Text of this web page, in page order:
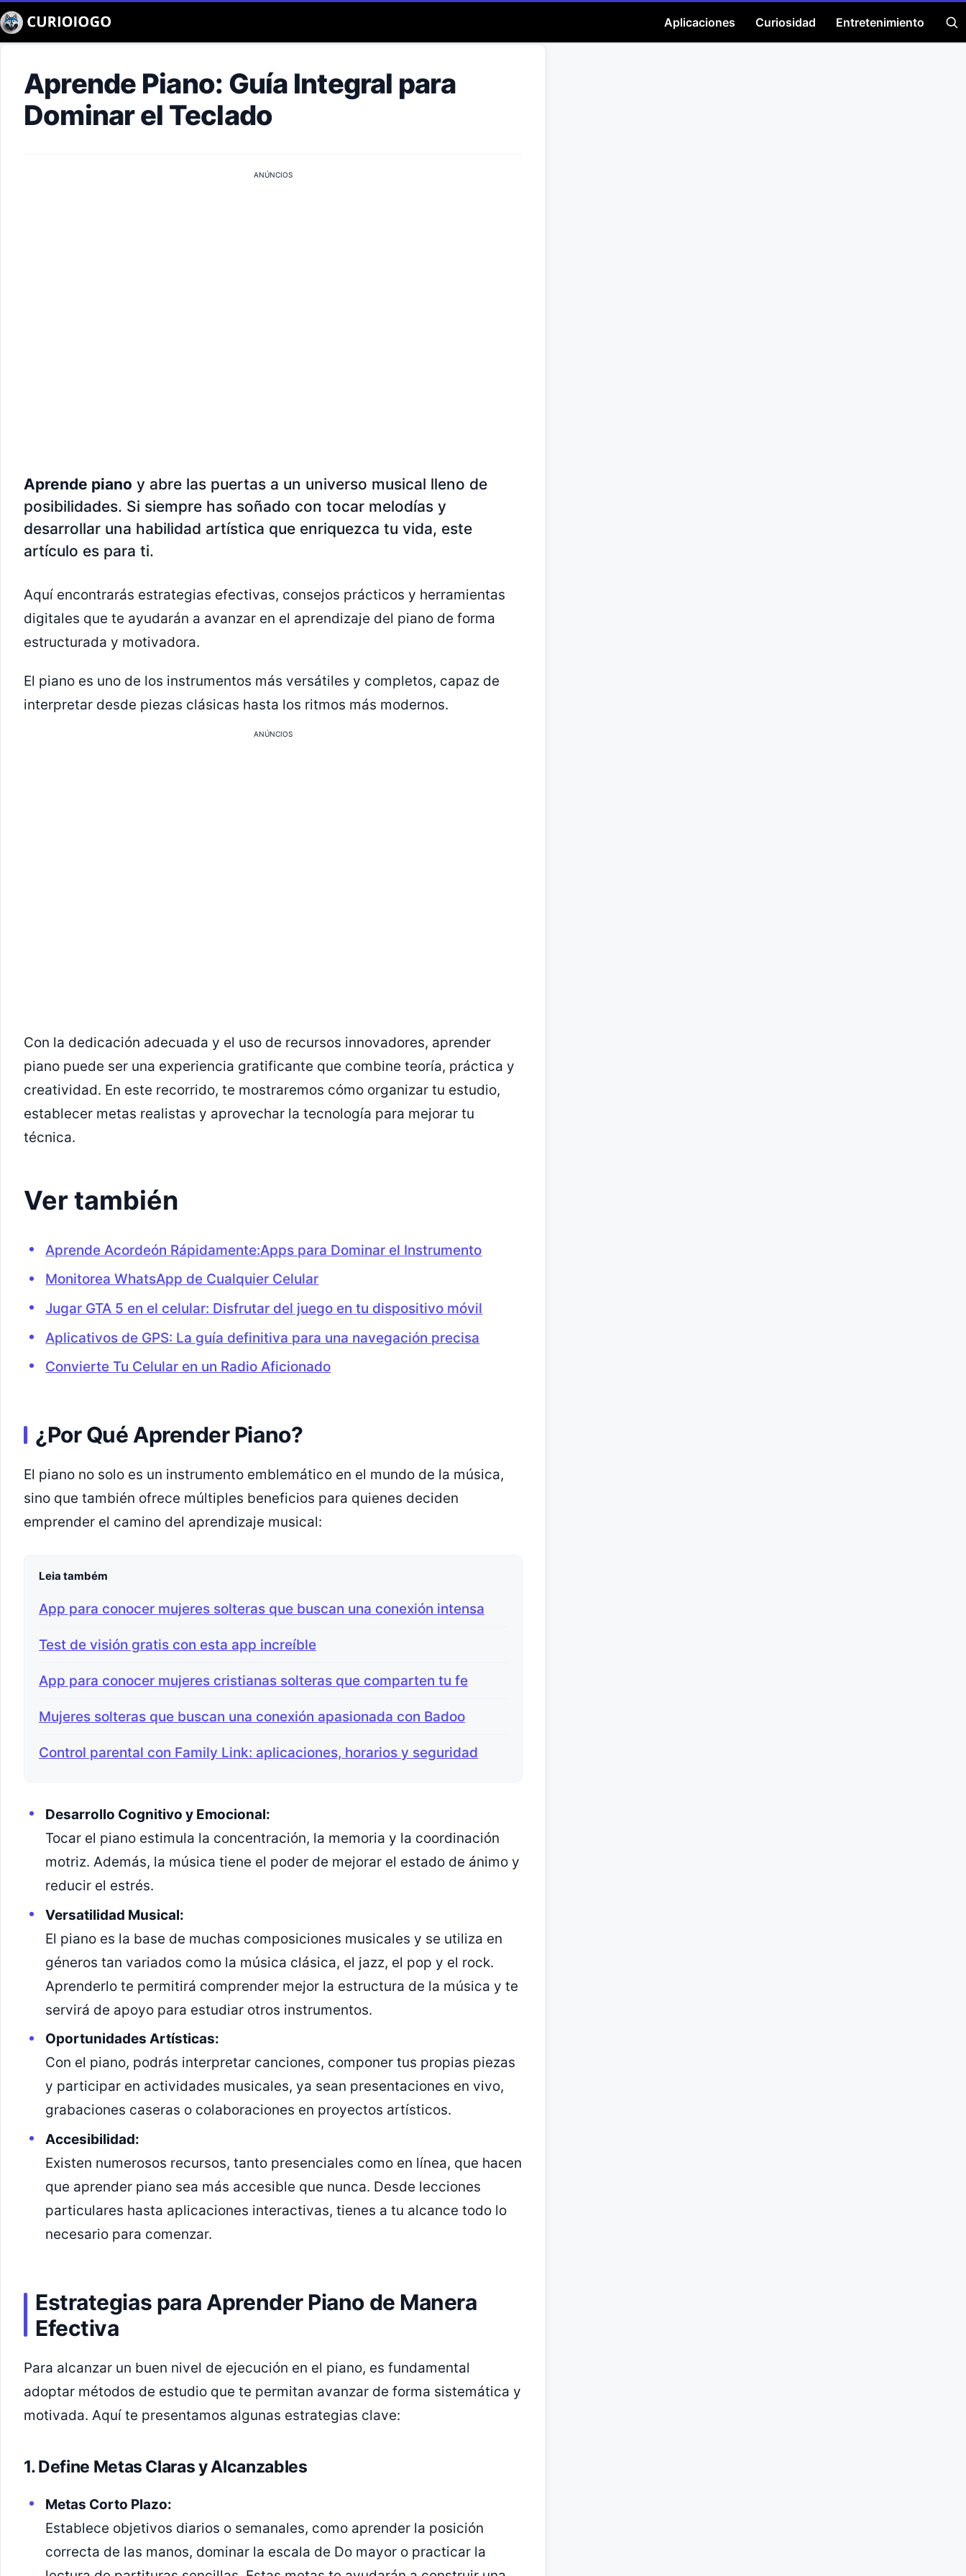
Aplicaciones Curiosidad Entretenimiento
Aprende Piano: Guía Integral para
Dominar el Teclado
ANÚNCIOS
Aprende piano y abre las puertas a un universo musical lleno de
posibilidades. Si siempre has soñado con tocar melodías y
desarrollar una habilidad artística que enriquezca tu vida, este
artículo es para ti.
Aquí encontrarás estrategias efectivas, consejos prácticos y herramientas
digitales que te ayudarán a avanzar en el aprendizaje del piano de forma
estructurada y motivadora.
El piano es uno de los instrumentos más versátiles y completos, capaz de
interpretar desde piezas clásicas hasta los ritmos más modernos.
ANÚNCIOS
Con la dedicación adecuada y el uso de recursos innovadores, aprender
piano puede ser una experiencia gratificante que combine teoría, práctica y
creatividad. En este recorrido, te mostraremos cómo organizar tu estudio,
establecer metas realistas y aprovechar la tecnología para mejorar tu
técnica.
Ver también
Aprende Acordeón Rápidamente:Apps para Dominar el Instrumento
Monitorea WhatsApp de Cualquier Celular
Jugar GTA 5 en el celular: Disfrutar del juego en tu dispositivo móvil
Aplicativos de GPS: La guía definitiva para una navegación precisa
Convierte Tu Celular en un Radio Aficionado
¿Por Qué Aprender Piano?
El piano no solo es un instrumento emblemático en el mundo de la música,
sino que también ofrece múltiples beneficios para quienes deciden
emprender el camino del aprendizaje musical:
Leia também
App para conocer mujeres solteras que buscan una conexión intensa
Test de visión gratis con esta app increíble
App para conocer mujeres cristianas solteras que comparten tu fe
Mujeres solteras que buscan una conexión apasionada con Badoo
Control parental con Family Link: aplicaciones, horarios y seguridad
Desarrollo Cognitivo y Emocional:
Tocar el piano estimula la concentración, la memoria y la coordinación
motriz. Además, la música tiene el poder de mejorar el estado de ánimo y
reducir el estrés.
Versatilidad Musical:
El piano es la base de muchas composiciones musicales y se utiliza en
géneros tan variados como la música clásica, el jazz, el pop y el rock.
Aprenderlo te permitirá comprender mejor la estructura de la música y te
servirá de apoyo para estudiar otros instrumentos.
Oportunidades Artísticas:
Con el piano, podrás interpretar canciones, componer tus propias piezas
y participar en actividades musicales, ya sean presentaciones en vivo,
grabaciones caseras o colaboraciones en proyectos artísticos.
Accesibilidad:
Existen numerosos recursos, tanto presenciales como en línea, que hacen
que aprender piano sea más accesible que nunca. Desde lecciones
particulares hasta aplicaciones interactivas, tienes a tu alcance todo lo
necesario para comenzar.
Estrategias para Aprender Piano de Manera
Efectiva
Para alcanzar un buen nivel de ejecución en el piano, es fundamental
adoptar métodos de estudio que te permitan avanzar de forma sistemática y
motivada. Aquí te presentamos algunas estrategias clave:
1. Define Metas Claras y Alcanzables
Metas Corto Plazo:
Establece objetivos diarios o semanales, como aprender la posición
correcta de las manos, dominar la escala de Do mayor o practicar la